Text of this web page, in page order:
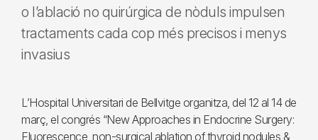
o l’ablació no quirúrgica de nòduls impulsen
tractaments cada cop més precisos i menys
invasius
L’Hospital Universitari de Bellvitge organitza, del 12 al 14 de
març, el congrés “New Approaches in Endocrine Surgery:
Fluorescence, non-surgical ablation of thyroid nodules &